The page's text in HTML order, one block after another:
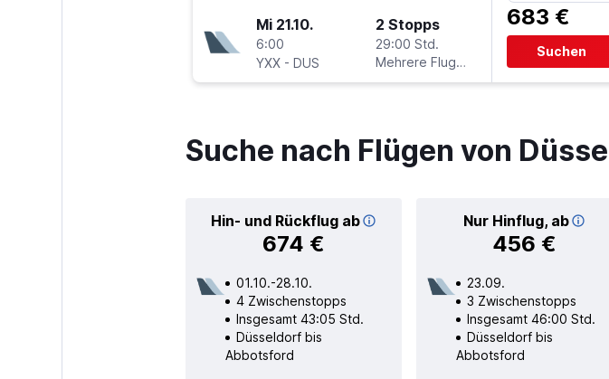
Mi 21.10.
6:00
YXX- DUS
2 Stopps
29:00 Std.
Mehrere Fluglinien
683 €
Suchen
Suche nach Flügen von
Hin- und Rückflug ab
674 €
Nur Hinflug, ab
456 €
01.10.-28.10.
4 Zwischenstopps
Insgesamt 43:05 Std.
Düsseldorf bis
Abbotsford
23.09.
3 Zwischenstopps
Insgesamt 46:00 Std.
Düsseldorf bis
Abbotsford